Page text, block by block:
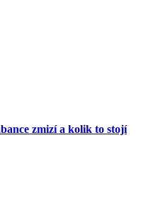
zmizí a kolik to stojí